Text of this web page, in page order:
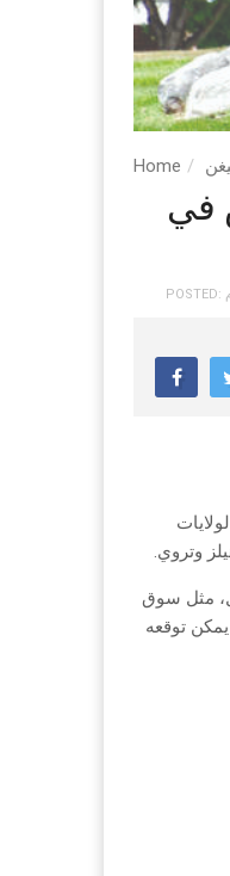
Home
في
250 مدينة للعيش في الولايات
عوامل، مثل سوق
توقعه